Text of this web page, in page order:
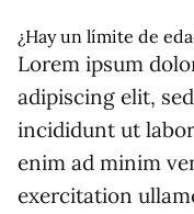
¿Hay un límite de
Lorem ipsum
adipiscing elit,
incididunt ut
enim ad minim
exercitation